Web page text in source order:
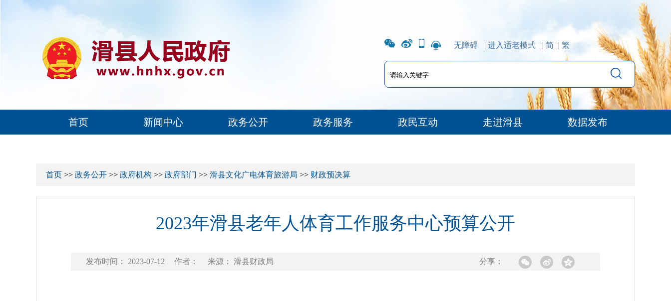
无障碍 | 进入适老模式 | 简 | 繁
首页 新闻中心 政务公开 政务服务 政民互动 走进滑县 数据发布
首页 >> 政务公开 >> 政府机构 >> 政府部门 >> 滑县文化广电体育旅游局 >> 财政预决算
2023年滑县老年人体育工作服务中心预算公开
发布时间： 2023-07-12 作者： 来源： 滑县财政局 分享：